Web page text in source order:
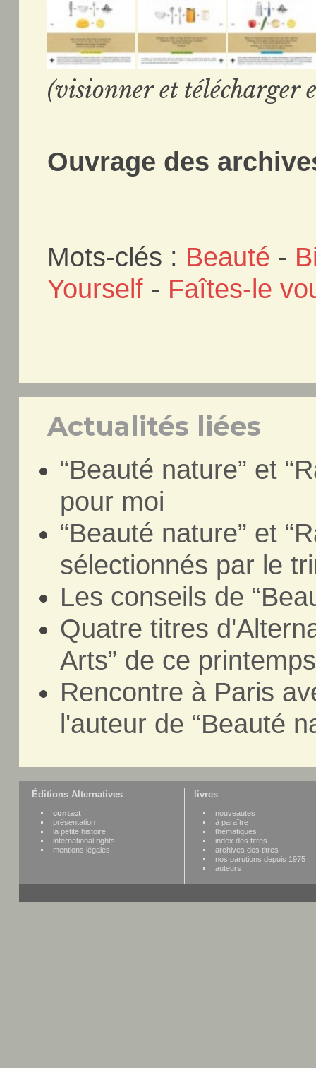
(visionner et télécharger
Ouvrage des
Mots-clés : Beauté -
Yourself - Faîtes-le
Actualités liées
“Beauté nature” et
pour moi
“Beauté nature” et
sélectionnés par le
Les conseils de
Quatre titres
Arts” de ce printemps
Rencontre à Paris
l'auteur de “Beauté
Éditions Alternatives
contact
présentation
la petite histoire
international rights
mentions légales
livres
nouveautes
à paraître
thématiques
index des titres
archives des titres
nos parutions depuis 1975
auteurs